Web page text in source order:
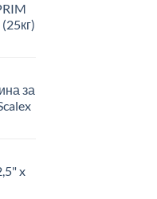
за
x